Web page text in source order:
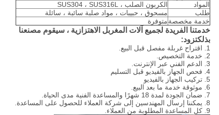
المواد
الكربون الصلب ، SUS304 ، SUS316L
طلب
مسحوق ، حبيبات ، مواد صلبة سائبة ، سائلة
خدمة مخصصةمتوفرة
خدمتنا الفريدة لجميع آلات المغربل الاهتزازية ، سيقوم مصنعنا
بذلكتزود:
1. اقتراح غربلة مفصل قبل البيع.
2. خدمة التخصيص.
3. الدعم الفني عبر الإنترنت.
4. فحص الجهاز بالفيديو قبل التسليم
5. تركيب الجهاز بالفيديو
6. موثوقة خدمة ما بعد البيع.
7. ضمان الجودة لمدة 18 شهرًا والمساعدة الفنية مدى الحياة.
8. يمكننا إرسال المهندسين إلى شركة العملاء للحصول على المساعدة.
9. كل المساعدة المطلوبة من العملاء.